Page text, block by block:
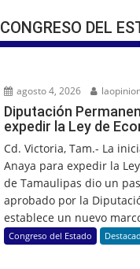
CONGRESO DEL
agosto 4, 2026
Diputación
expedir la Ley de
Cd. Victoria, Tam.- La
Anaya para expedir la
de Tamaulipas dio un
aprobado por la
establece un nuevo
Congreso del Estado